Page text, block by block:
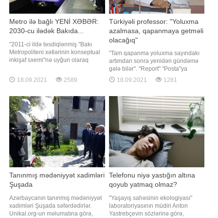
Metro ilə bağlı YENİ XƏBƏR:
2030-cu ilədək Bakıda...
"2011-ci ildə təsdiqlənmiş "Bakı
Metropoliteni xətlərinin konseptual
inkişaf sxemi"nə uyğun olaraq
77-dək artırılacaq. Hazırda metroda
26 stansiya var. Yəni hələ 51
veriləcək. Ümumilikdə, Bakı
metrosu 5 ayrı xəttdən ibarə
18.09.2021 2589
Türkiyəli professor: "Yoluxma
azalmasa, qapanmaya getməli
olacağıq"
"Tam qapanma yoluxma sayındakı
artımdan sonra yenidən gündəmə
gələ bilər". "Report" "Posta"ya
istinadən xəbər verir ki, bunu
türkiyəli professor Faruk Aydın
Qapanmaya getməmək üçün
mübarizə aparırıq. Amma yoluxma
sayını azalda bilməsək
18.09.2021 1281
Tanınmış mədəniyyət xadimləri
Şuşada
Azərbaycanın tanınmış mədəniyyət
xadimləri Şuşada səfərdədirlər.
Unikal.org-un məlumatına görə,
Telefonu niyə yastığın altına
qoyub yatmaq olmaz?
"Yaşayış sahəsinin ekologiyası"
laboratoriyasının müdiri Anton
Yastrebçevin sözlərinə görə,